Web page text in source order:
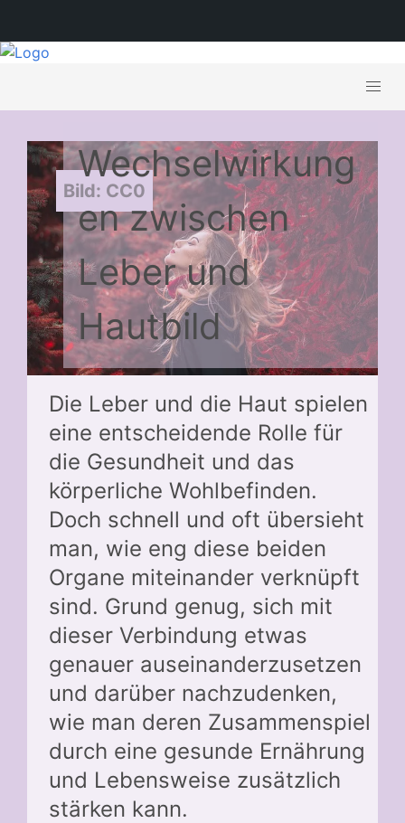
Bild: CC0
Wechselwirkung
en zwischen
Leber und
Hautbild
Die Leber und die Haut spielen
eine entscheidende Rolle für
die Gesundheit und das
körperliche Wohlbefinden.
Doch schnell und oft übersieht
man, wie eng diese beiden
Organe miteinander verknüpft
sind. Grund genug, sich mit
dieser Verbindung etwas
genauer auseinanderzusetzen
und darüber nachzudenken,
wie man deren Zusammenspiel
durch eine gesunde Ernährung
und Lebensweise zusätzlich
stärken kann.